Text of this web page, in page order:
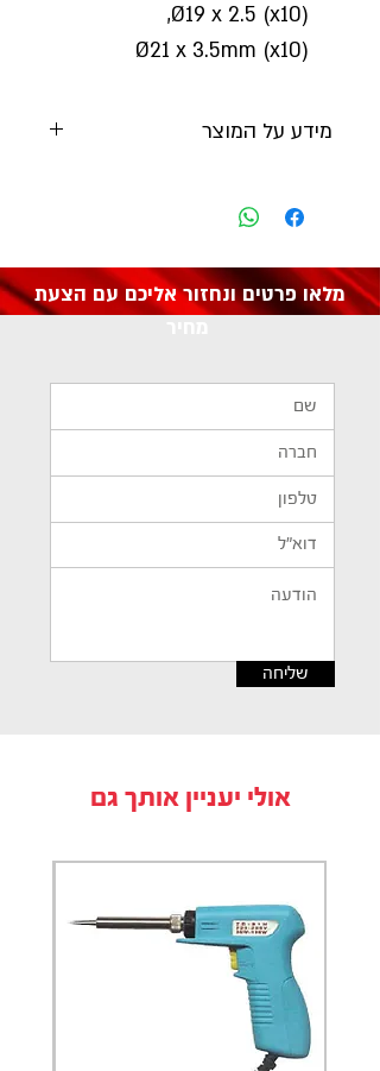
Ø19 x 2.5 (x10),
Ø21 x 3.5mm (x10)
מידע על המוצר
מלאו פרטים ונחזור אליכם עם הצעת
שליחה
אולי יעניין אותך גם